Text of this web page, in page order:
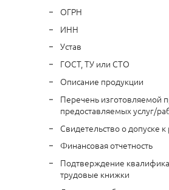
ОГРН
ИНН
Устав
ГОСТ, ТУ или СТО
Описание продукции
Перечень изготовляемой
предоставляемых услуг/
Свидетельство о допуске к
Финансовая отчетность
Подтверждение
трудовые книжки